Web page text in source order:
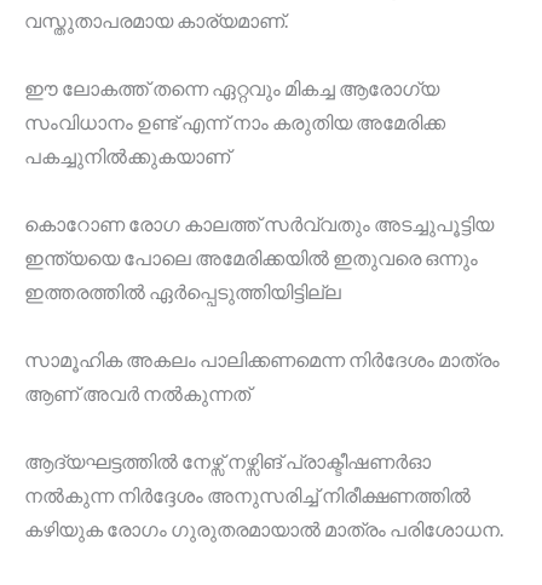
വസ്തുതാപരമായ കാര്യമാണ്.
ഈ ലോകത്ത് തന്നെ ഏറ്റവും മികച്ച ആരോഗ്യ
സംവിധാനം ഉണ്ട് എന്ന് നാം കരുതിയ അമേരിക്ക
പകച്ചുനിൽക്കുകയാണ്
കൊറോണ രോഗ കാലത്ത് സർവ്വതും അടച്ചുപൂട്ടിയ
ഇന്ത്യയെ പോലെ അമേരിക്കയിൽ ഇതുവരെ ഒന്നും
ഇത്തരത്തിൽ ഏർപ്പെടുത്തിയിട്ടില്ല
സാമൂഹിക അകലം പാലിക്കണമെന്ന നിർദേശം മാത്രം
ആണ് അവർ നൽകുന്നത്
ആദ്യഘട്ടത്തിൽ നേഴ്സ് നഴ്സിങ് പ്രാക്ടീഷണർഓ
നൽകുന്ന നിർദ്ദേശം അനുസരിച്ച് നിരീക്ഷണത്തിൽ
കഴിയുക രോഗം ഗുരുതരമായാൽ മാത്രം പരിശോധന.